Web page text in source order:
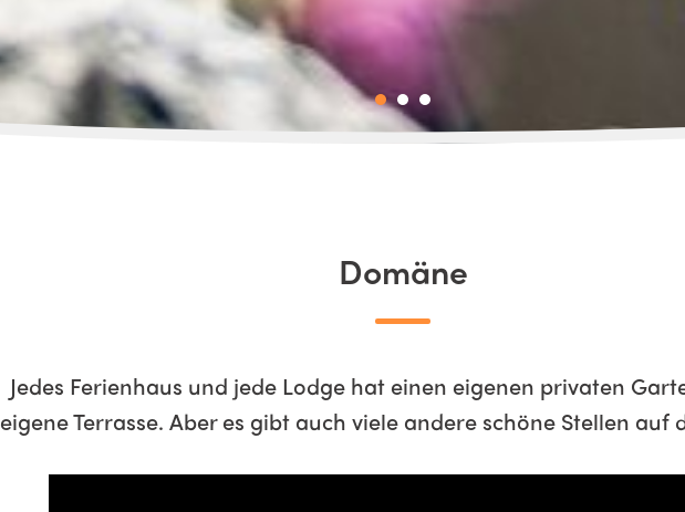
Domäne
Jedes Ferienhaus und jede Lodge hat einen eigenen privaten
eigene Terrasse. Aber es gibt auch viele andere schöne Stellen auf